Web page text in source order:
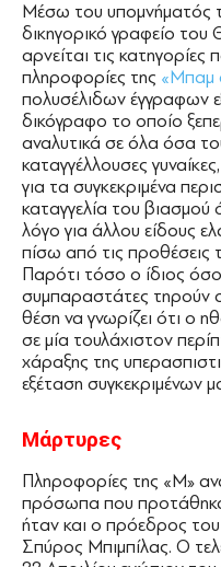
Μέσω του υπομνήματός
δικηγορικό γραφείο
αρνείται τις
πληροφορίες της «Μπαμ
πολυσέλιδων έγγραφων
δικόγραφο το οποίο
αναλυτικά σε όλα όσα
καταγγέλλουσες
για τα συγκεκριμένα
καταγγελία του βιασμού
λόγο για άλλου είδους
πίσω από τις
Παρότι τόσο ο ίδιος όσο
συμπαραστάτες τηρούν
θέση να γνωρίζει ότι ο
σε μία τουλάχιστον
χάραξης της
εξέταση συγκεκριμένων
Μάρτυρες
Πληροφορίες της «Μ»
πρόσωπα που
ήταν και ο πρόεδρος
Σπύρος Μπιμπίλας. Ο